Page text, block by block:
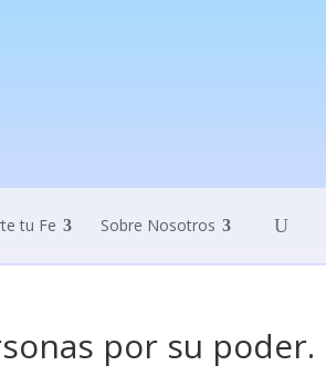
tu Fe Sobre Nosotros
por su poder.